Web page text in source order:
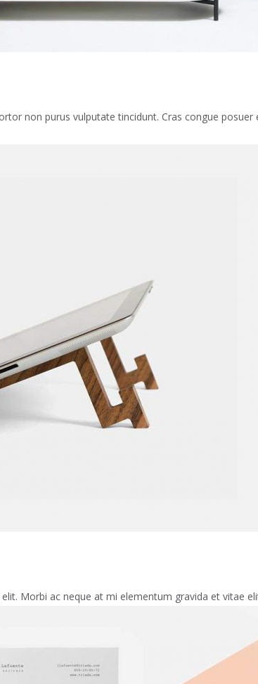
non purus vulputate tincidunt. Cras congue
Morbi ac neque at mi elementum gravida et vitae